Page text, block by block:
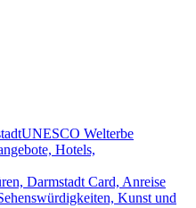
UNESCO Welterbe
Hotels,
Darmstadt Card, Anreise
Kunst und